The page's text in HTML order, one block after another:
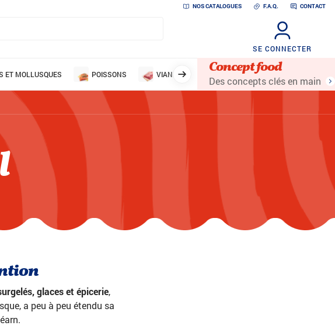
NOS CATALOGUES F.A.Q. CONTACT
SE CONNECTER
ET MOLLUSQUES POISSONS VIANDES VOLAILLES
Concept food
Des concepts clés en main
glaces et épicerie,
a peu à peu étendu sa